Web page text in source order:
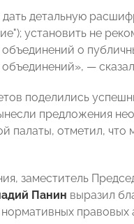
дать детальную
установить не
о
—
поделились
предложения
палаты, отметил, что
заместитель
Панин выразил